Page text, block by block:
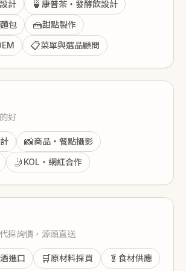
計 🍵 康普茶・發酵飲設計
包 🍰甜點製作
📋菜單與選品顧問
好
📸商品・餐點攝影
🤳 KOL・網紅合作
採詢價，源頭直送
進口 🛒原材料採買 🥬 食材供應